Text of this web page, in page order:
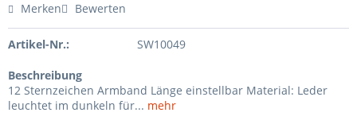
Merken Bewerten
Artikel-Nr.: SW10049
Beschreibung
12 Sternzeichen Armband Länge einstellbar Material: Leder
leuchtet im dunkeln für... mehr